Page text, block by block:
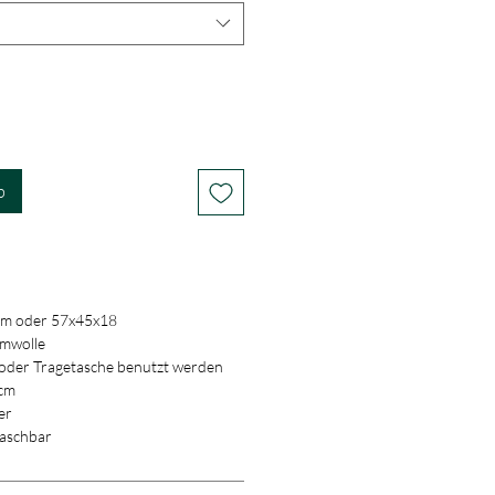
oder 57x45x18
Tragetasche benutzt werden